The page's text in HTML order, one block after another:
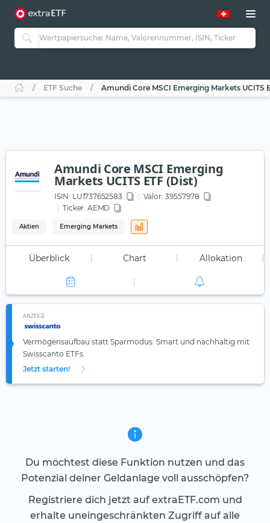
ETF Suche Amundi Core MSCI Emerging Markets UCITS
Amundi Core MSCI Emerging
Markets UCITS ETF (Dist)
ISIN: LU1737652583
Valor: 39557978
Ticker: AEMD
Aktien Emerging Markets
Überblick Chart Allokation
ANZEIGE
Vermögensaufbau statt Sparmodus: Smart und nachhaltig mit
Swisscanto ETFs.
Jetzt starten!
Du möchtest diese Funktion nutzen und das
Potenzial deiner Geldanlage voll ausschöpfen?
Registriere dich jetzt auf extraETF.com und
erhalte uneingeschränkten Zugriff auf alle